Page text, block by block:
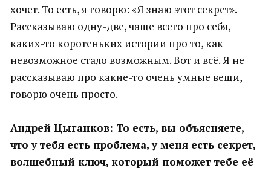
хочет. То есть, я говорю: «Я знаю этот секрет».
Рассказываю одну-две, чаще всего про себя,
каких-то коротеньких истории про то, как
невозможное стало возможным. Вот и всё. Я не
рассказываю про какие-то очень умные вещи,
говорю очень просто.
Андрей Цыганков: То есть, вы объясняете,
что у тебя есть проблема, у меня есть секрет,
волшебный ключ, который поможет тебе её